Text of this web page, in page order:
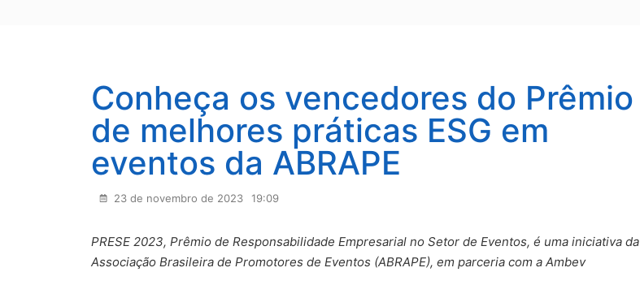
Conheça os vencedores do Prêmio
de melhores práticas ESG em
eventos da ABRAPE
23 de novembro de 2023 19:09
PRESE 2023, Prêmio de Responsabilidade Empresarial no Setor de Eventos, é uma iniciativa da
Associação Brasileira de Promotores de Eventos (ABRAPE), em parceria com a Ambev